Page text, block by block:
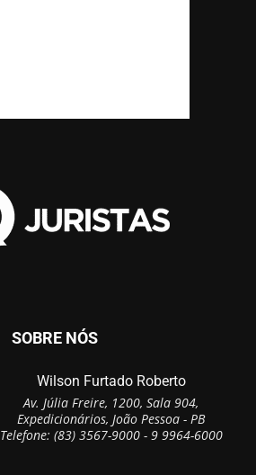
SOBRE NÓS
Wilson Furtado Roberto
Av. Júlia Freire, 1200, Sala 904,
Expedicionários, João Pessoa - PB
Telefone: (83) 3567-9000 - 9 9964-6000